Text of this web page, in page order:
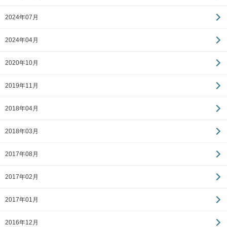
2024年07月
2024年04月
2020年10月
2019年11月
2018年04月
2018年03月
2017年08月
2017年02月
2017年01月
2016年12月